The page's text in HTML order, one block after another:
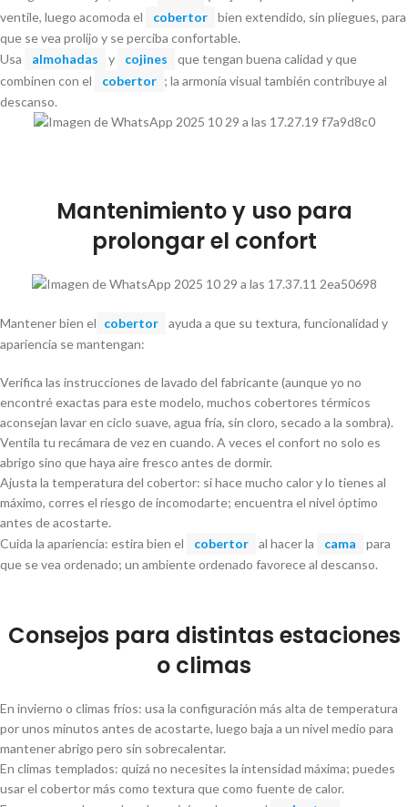
ventile, luego acomoda el
cobertor
bien extendido, sin pliegues, para
que se vea prolijo y se perciba confortable.
Usa
almohadas y cojines
que tengan buena calidad y que
combinen con el
cobertor ; la armonía visual también contribuye al
descanso.
Mantenimiento y uso para
prolongar el confort
Mantener bien el cobertor
ayuda a que su textura, funcionalidad y
apariencia se mantengan:
Verifica las instrucciones de lavado del fabricante (aunque yo no
encontré exactas para este modelo, muchos cobertores térmicos
aconsejan lavar en ciclo suave, agua fría, sin cloro, secado a la sombra).
Ventila tu recámara de vez en cuando. A veces el confort no solo es
abrigo sino que haya aire fresco antes de dormir.
Ajusta la temperatura del cobertor: si hace mucho calor y lo tienes al
máximo, corres el riesgo de incomodarte; encuentra el nivel óptimo
antes de acostarte.
Cuida la apariencia: estira bien el
cobertor al hacer la cama
para
que se vea ordenado; un ambiente ordenado favorece al descanso.
Consejos para distintas estaciones
o climas
En invierno o climas fríos: usa la configuración más alta de temperatura
por unos minutos antes de acostarte, luego baja a un nivel medio para
mantener abrigo pero sin sobrecalentar.
En climas templados: quizá no necesites la intensidad máxima; puedes
usar el cobertor más como textura que como fuente de calor.